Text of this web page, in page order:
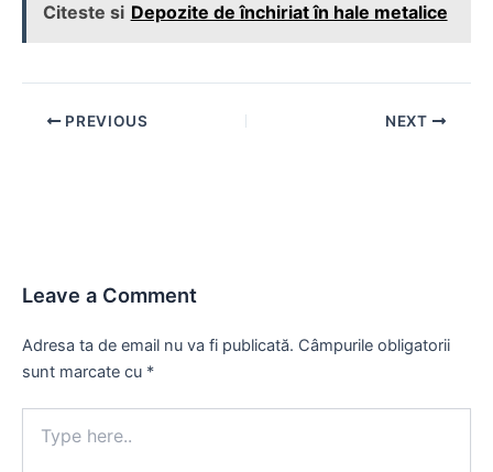
Citeste si Depozite de închiriat în hale metalice
Post PREVIOUS NEXT
Leave a Comment
Adresa ta de email nu va fi publicată. Câmpurile obligatorii
sunt marcate cu *
here..